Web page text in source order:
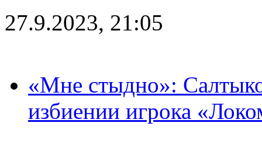
27.9.2023, 21:05
«Мне стыдно»:
избиении игрока